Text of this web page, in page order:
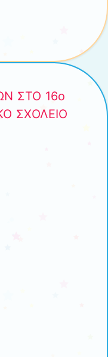
ΣΤΟ 16ο
ΣΧΟΛΕΙΟ